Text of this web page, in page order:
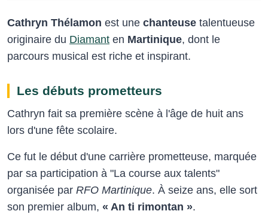
Cathryn Thélamon est une chanteuse talentueuse
originaire du Diamant en Martinique, dont le
parcours musical est riche et inspirant.
Les débuts prometteurs
Cathryn fait sa première scène à l'âge de huit ans
lors d'une fête scolaire.
Ce fut le début d'une carrière prometteuse, marquée
par sa participation à "La course aux talents"
organisée par RFO Martinique. À seize ans, elle sort
son premier album, « An ti rimontan ».